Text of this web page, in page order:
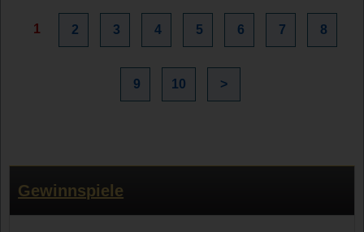
1 2 3 4 5 6 7 8
9 10 >
Gewinnspiele